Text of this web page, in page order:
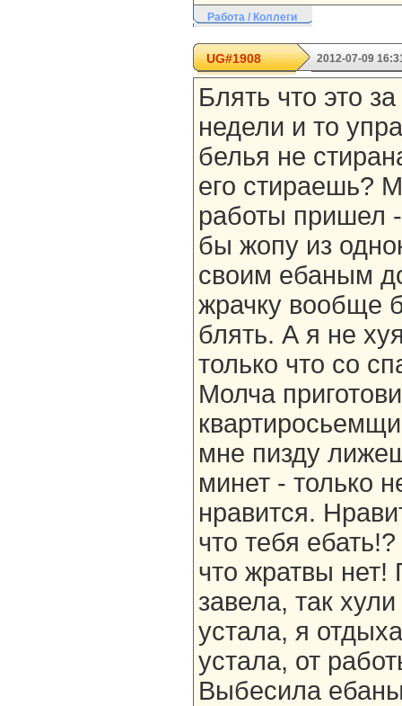
Работа / Коллеги
UG#1908 2012-07-09
Блять что это
недели и то
белья не
его стираешь?
работы пришел
бы жопу из
своим ебаным
жрачку вообще
блять. А я не
только что со
Молча
мне пизду
минет - только
нравится.
что тебя
что жратвы нет!
завела, так
устала, я
устала, от
Выбесила